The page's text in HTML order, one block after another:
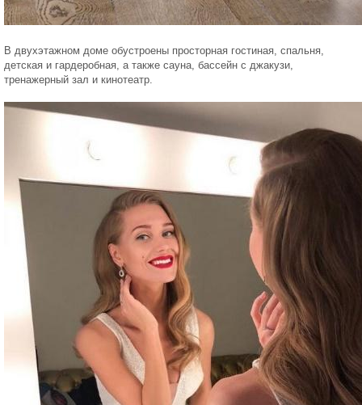
В двухэтажном доме обустроены просторная гостиная, спальня,
детская и гардеробная, а также сауна, бассейн с джакузи,
тренажерный зал и кинотеатр.